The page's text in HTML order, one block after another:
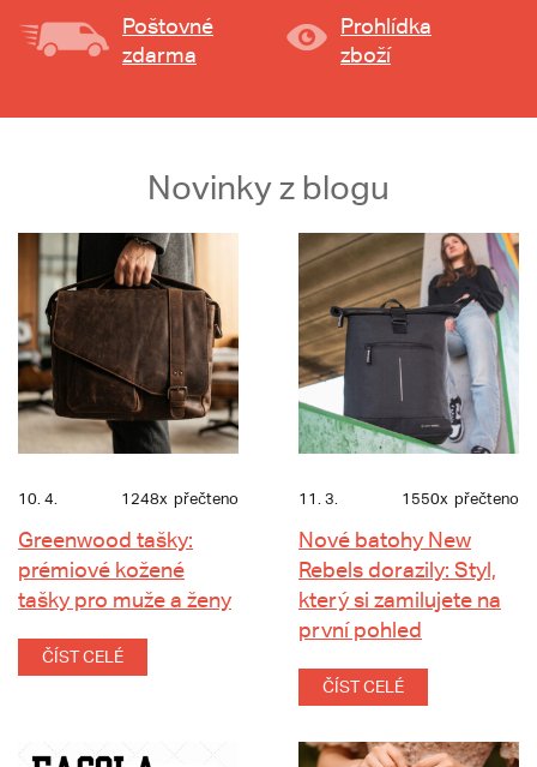
Poštovné
zdarma
Prohlídka
zboží
Novinky z blogu
10. 4. 1248x přečteno
Greenwood tašky:
prémiové kožené
tašky pro muže a ženy
ČÍST CELÉ
11. 3. 1550x přečteno
Nové batohy New
Rebels dorazily: Styl,
který si zamilujete na
první pohled
ČÍST CELÉ